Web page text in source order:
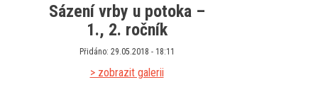
Sázení vrby u potoka –
1., 2. ročník
Přidáno: 29.05.2018 - 18:11
> zobrazit galerii